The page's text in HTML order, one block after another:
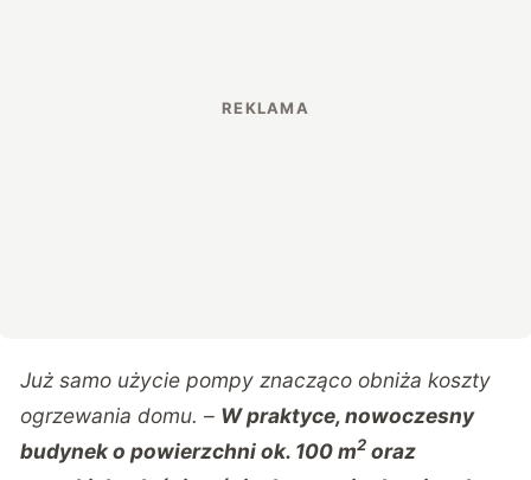
Już samo użycie pompy znacząco obniża koszty
ogrzewania domu. – W praktyce, nowoczesny
budynek o powierzchni ok. 100 m2 oraz